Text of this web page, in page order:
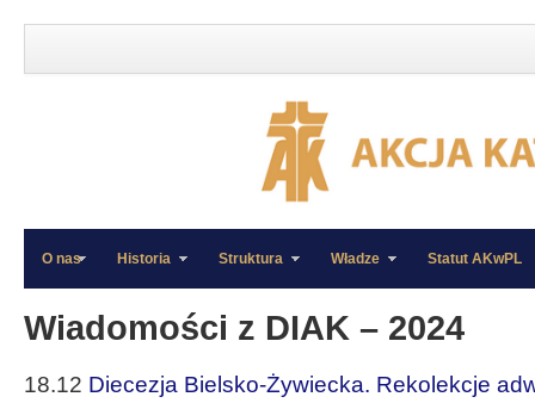
»
»
O nas Historia Struktura Władze Statut AKwPL
Wiadomości z DIAK – 2024
18.12 Diecezja Bielsko-Żywiecka. Rekolekcje